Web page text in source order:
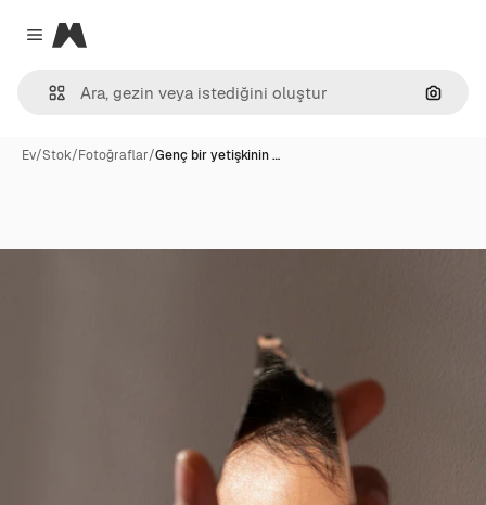
Close menu
Magnific
Ev/Stok/Fotoğraflar/Genç bir yetişkinin …